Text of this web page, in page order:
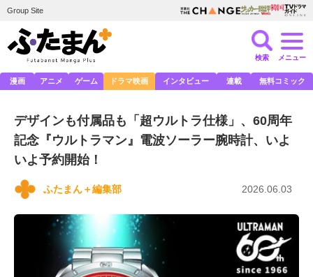
Group Site
検索 メニュー
漫画 アニメ ゲーム ドラマ映画 インタビュー 連載 無料コミック
デザインも付属品も「超ウルトラ仕様」、60周年
記念『ウルトラマン』電波ソーラー腕時計、いよ
いよ予約開始！
ふたまん＋編集部 2026.06.03